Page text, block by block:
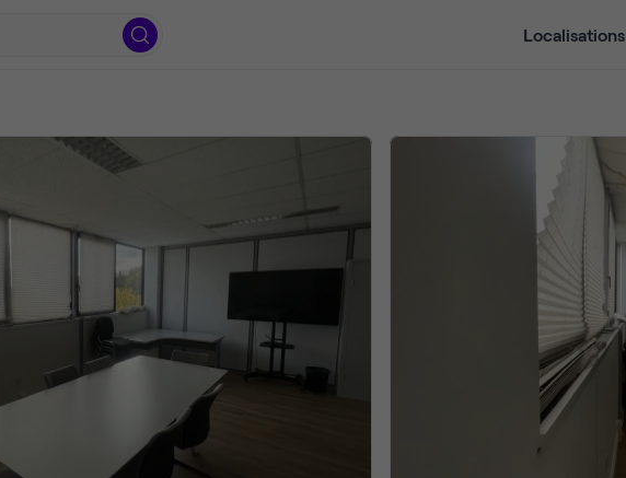
Localisations